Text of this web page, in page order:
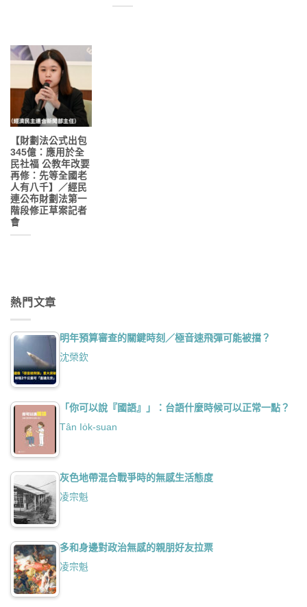
【財劃法公式出包
345億：應用於全
民社福 公教年改要
再修：先等全國老
人有八千】／經民
連公布財劃法第一
階段修正草案記者
會
熱門文章
明年預算審查的關鍵時刻／極音速飛彈可能被擋？
沈榮欽
「你可以說『國語』」：台語什麼時候可以正常一點？
Tân Io̍k-suan
灰色地帶混合戰爭時的無感生活態度
凌宗魁
多和身邊對政治無感的親朋好友拉票
凌宗魁